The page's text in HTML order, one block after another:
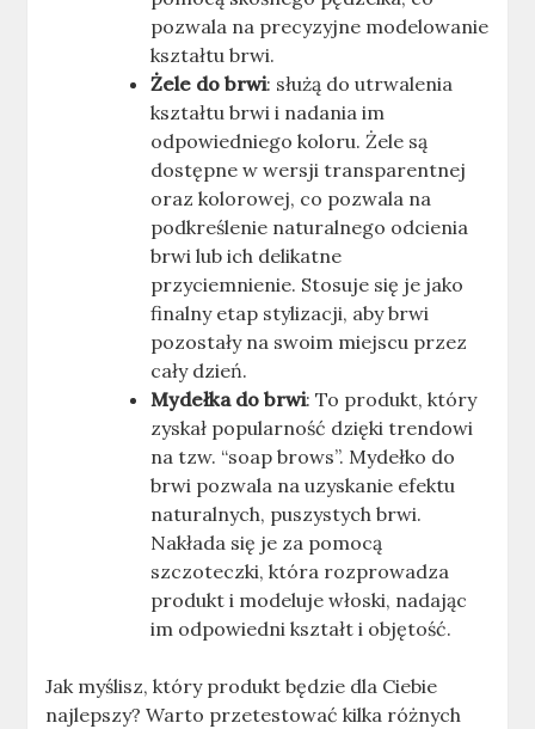
pozwala na precyzyjne modelowanie
kształtu brwi.
Żele do brwi: służą do utrwalenia
kształtu brwi i nadania im
odpowiedniego koloru. Żele są
dostępne w wersji transparentnej
oraz kolorowej, co pozwala na
podkreślenie naturalnego odcienia
brwi lub ich delikatne
przyciemnienie. Stosuje się je jako
finalny etap stylizacji, aby brwi
pozostały na swoim miejscu przez
cały dzień.
Mydełka do brwi: To produkt, który
zyskał popularność dzięki trendowi
na tzw. “soap brows”. Mydełko do
brwi pozwala na uzyskanie efektu
naturalnych, puszystych brwi.
Nakłada się je za pomocą
szczoteczki, która rozprowadza
produkt i modeluje włoski, nadając
im odpowiedni kształt i objętość.
Jak myślisz, który produkt będzie dla Ciebie
najlepszy? Warto przetestować kilka różnych